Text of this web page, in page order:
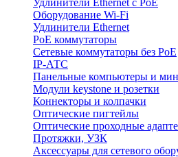
Удлинители Ethernet с PoE
Оборудование Wi-Fi
Удлинители Ethernet
PoE коммутаторы
Сетевые коммутаторы без PoE
IP-АТС
Панельные компьютеры и
Модули keystone и розетки
Коннекторы и колпачки
Оптические пигтейлы
Оптические проходные
Протяжки, УЗК
Аксессуары для сетевого